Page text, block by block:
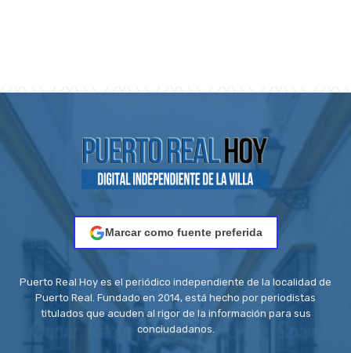
Marcar como fuente preferida
Puerto Real Hoy es el periódico independiente de la localidad de
Puerto Real. Fundado en 2014, está hecho por periodistas
titulados que acuden al rigor de la información para sus
conciudadanos.